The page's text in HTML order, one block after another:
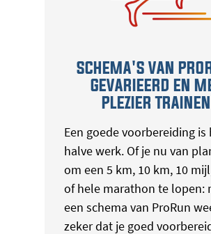
SCHEMA'S VAN
GEVARIEERD EN
PLEZIER TRAINEN
Een goede voorbereiding is
halve werk. Of je nu van
om een 5 km, 10 km, 10
of hele marathon te lopen:
een schema van ProRun
zeker dat je goed